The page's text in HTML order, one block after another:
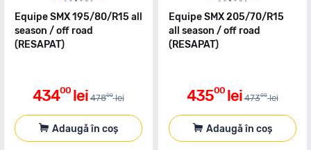
Equipe SMX 195/80/R15 all
season / off road
(RESAPAT)
43400 lei 47800 lei
Adaugă în coș
Equipe SMX 205/70/R15
all season / off road
(RESAPAT)
43500 lei 47300 lei
Adaugă în coș